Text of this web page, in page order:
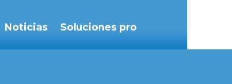
Noticias Soluciones pro